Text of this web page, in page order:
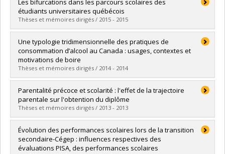
Cycle :Maîtrise
Diplôme obtenu :M. Sc.
Lien vers le document dans Papyrus
Les bifurcations dans les parcours scolaires des
étudiants universitaires québécois
Thèses et mémoires dirigés / 2015 - 2015
Diplômé(e) :Lefebvre-Dugré, Alix
Cycle :Maîtrise
Diplôme obtenu :M. Sc.
Lien vers le document dans Papyrus
Une typologie tridimensionnelle des pratiques de
consommation d’alcool au Canada : usages, contextes et
motivations de boire
Thèses et mémoires dirigés / 2014 - 2014
Diplômé(e) :Fortin, Marilyn (MF)
Cycle :Doctorat
Diplôme obtenu :Ph. D.
Lien vers le document dans Papyrus
Parentalité précoce et scolarité : l'effet de la trajectoire
parentale sur l'obtention du diplôme
Thèses et mémoires dirigés / 2013 - 2013
Diplômé(e) :Moreau, Isabelle
Cycle :Maîtrise
Diplôme obtenu :M. Sc.
Évolution des performances scolaires lors de la transition
secondaire-Cégep : influences respectives des
évaluations PISA, des performances scolaires